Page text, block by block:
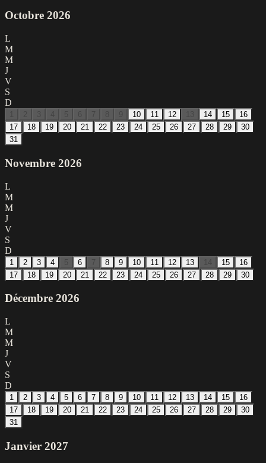
Octobre 2026
L
M
M
J
V
S
D
10 11 12 14 15
16
17
18 19 20 21 22 23 24 25 26 27 28 29
30
31
Novembre 2026
L
M
M
J
V
S
D
1 2 3 4 6 8 9 10 11 12 13 15
16
17
18 19 20 21 22 23 24 25 26 27 28 29 30
Décembre 2026
L
M
M
J
V
S
D
1 2 3 4 5 6 7 8 9 10 11 12 13 14 15
16
17
18 19 20 21 22 23 24 25 26 27 28 29
30
31
Janvier 2027